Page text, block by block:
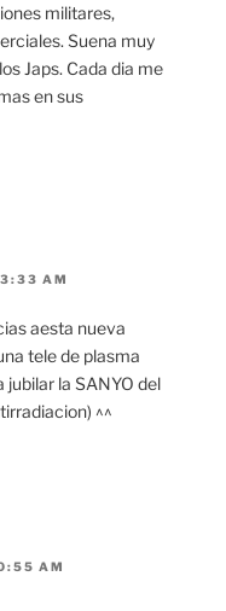
militares,
Suena muy
Japs. Cada dia me
en sus
AM
aesta nueva
tele de plasma
la SANYO del
^^
AM